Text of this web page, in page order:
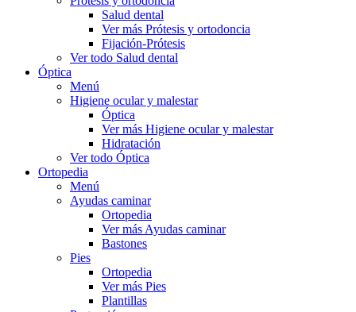
Salud dental
Ver más Prótesis y ortodoncia
Fijación-Prótesis
Ver todo Salud dental
Óptica
Menú
Higiene ocular y malestar
Óptica
Ver más Higiene ocular y malestar
Hidratación
Ver todo Óptica
Ortopedia
Menú
Ayudas caminar
Ortopedia
Ver más Ayudas caminar
Bastones
Pies
Ortopedia
Ver más Pies
Plantillas